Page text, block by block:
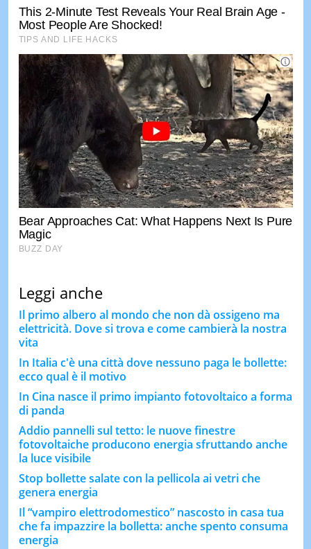
Leggi anche
Il primo albero al mondo che non dà ossigeno ma
elettricità. Dove si trova e come cambierà la nostra
vita
In Italia c'è una città dove nessuno paga le bollette:
ecco qual è il motivo
In Cina nasce il primo impianto fotovoltaico a forma
di panda
Addio pannelli sul tetto: le nuove finestre
fotovoltaiche producono energia sfruttando anche
la luce visibile
Stop bollette salate con la pellicola ai vetri che
genera energia
Il “vampiro elettrodomestico” nascosto in casa tua
che fa impazzire la bolletta: anche spento consuma
energia